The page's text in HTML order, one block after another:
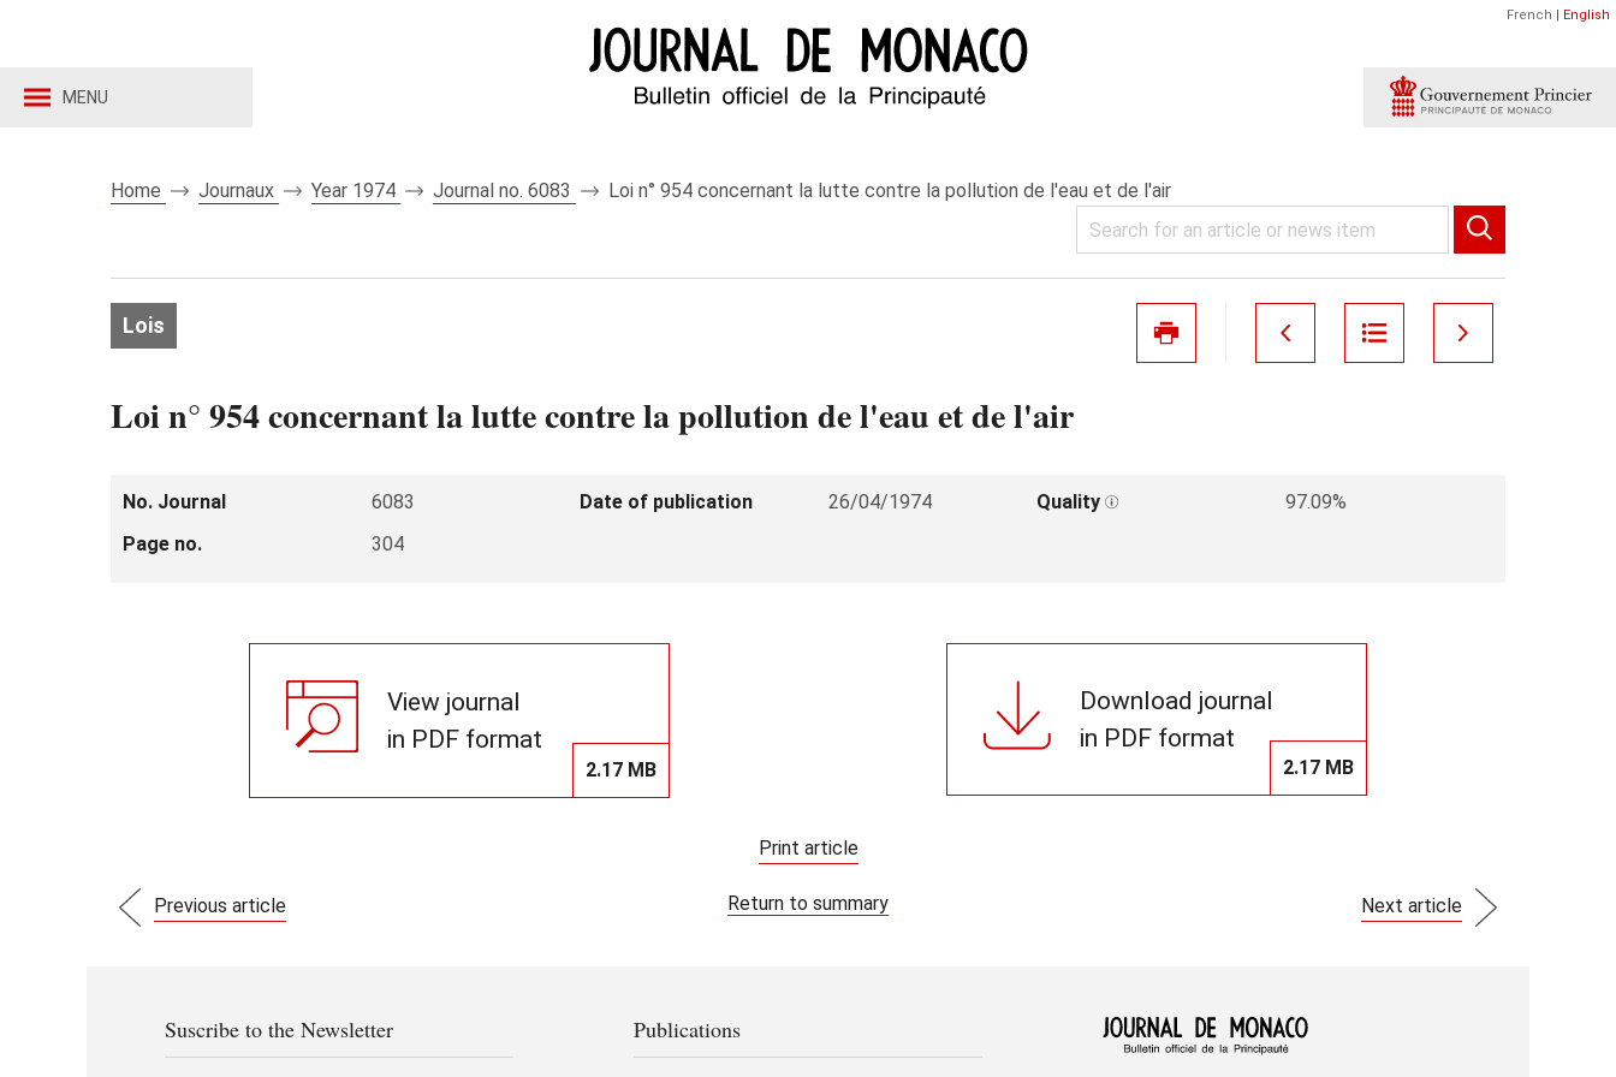
MENU
French | English
Home Journaux Year 1974 Journal no. 6083 Loi n° 954 concernant la lutte contre la pollution de l'eau et de l'air
Lois
Loi n° 954 concernant la lutte contre la pollution de l'eau et de l'air
No. Journal 6083 Date of publication 26/04/1974 Quality
97.09%
Page no.
304
View journal
in PDF format
2.17 MB
Download journal
in PDF format
2.17 MB
Print article
Previous article Return to summary Next article
Suscribe to the Newsletter Publications